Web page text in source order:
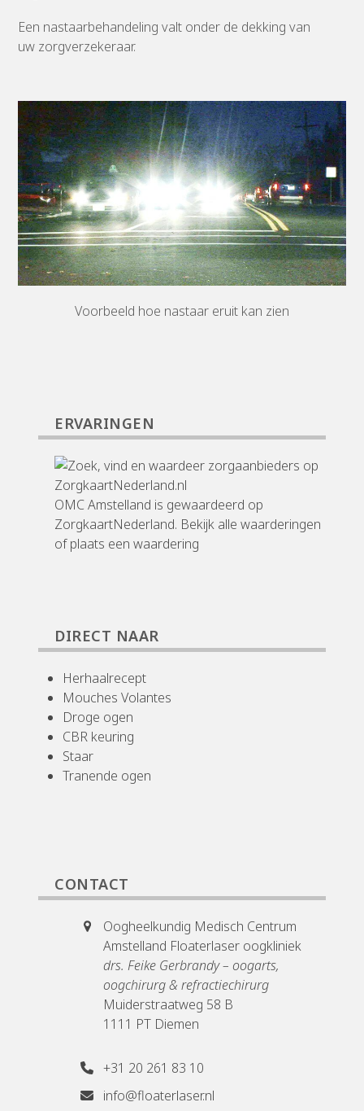
Een nastaarbehandeling valt onder de dekking van
uw zorgverzekeraar.
Voorbeeld hoe nastaar eruit kan zien
ERVARINGEN
OMC Amstelland is gewaardeerd op
ZorgkaartNederland. Bekijk alle waarderingen
ofplaats een waardering
DIRECT NAAR
Herhaalrecept
Mouches Volantes
Droge ogen
CBR keuring
Staar
Tranende ogen
CONTACT
Oogheelkundig Medisch Centrum
Amstelland Floaterlaser oogkliniek
drs. Feike Gerbrandy – oogarts,
oogchirurg & refractiechirurg
Muiderstraatweg 58 B
1111 PT Diemen
+31 20 261 83 10
info@floaterlaser.nl